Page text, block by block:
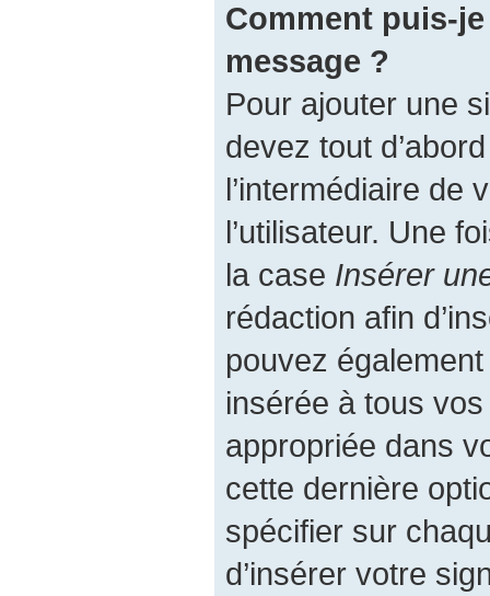
Comment puis-
message ?
Pour ajouter une
devez tout
l’intermédiaire de
l’utilisateur. Une
la case Insérer
rédaction afin
pouvez
insérée à tous
appropriée dans
cette dernière
spécifier sur
d’insérer votre